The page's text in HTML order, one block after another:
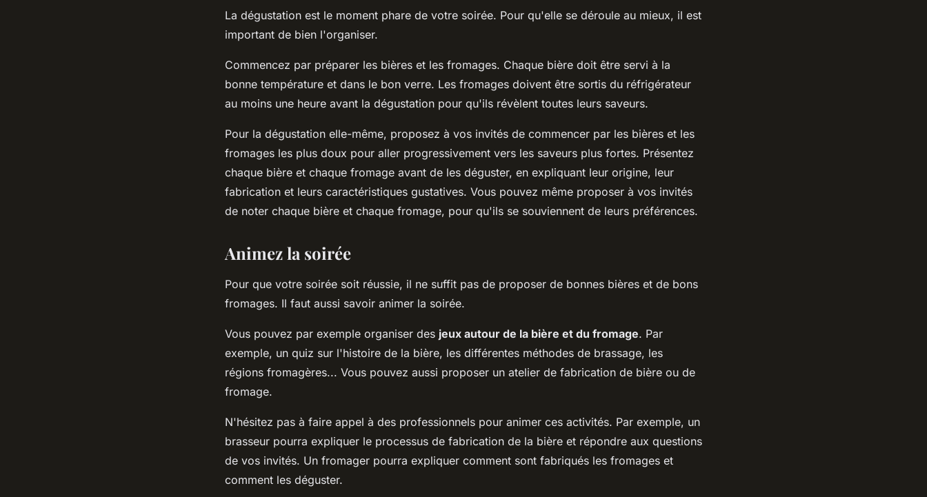
La dégustation est le moment phare de votre soirée. Pour qu'elle se déroule au mieux, il est
important de bien l'organiser.
Commencez par préparer les bières et les fromages. Chaque bière doit être servi à la
bonne température et dans le bon verre. Les fromages doivent être sortis du réfrigérateur
au moins une heure avant la dégustation pour qu'ils révèlent toutes leurs saveurs.
Pour la dégustation elle-même, proposez à vos invités de commencer par les bières et les
fromages les plus doux pour aller progressivement vers les saveurs plus fortes. Présentez
chaque bière et chaque fromage avant de les déguster, en expliquant leur origine, leur
fabrication et leurs caractéristiques gustatives. Vous pouvez même proposer à vos invités
de noter chaque bière et chaque fromage, pour qu'ils se souviennent de leurs préférences.
Animez la soirée
Pour que votre soirée soit réussie, il ne suffit pas de proposer de bonnes bières et de bons
fromages. Il faut aussi savoir animer la soirée.
Vous pouvez par exemple organiser des jeux autour de la bière et du fromage. Par
exemple, un quiz sur l'histoire de la bière, les différentes méthodes de brassage, les
régions fromagères... Vous pouvez aussi proposer un atelier de fabrication de bière ou de
fromage.
N'hésitez pas à faire appel à des professionnels pour animer ces activités. Par exemple, un
brasseur pourra expliquer le processus de fabrication de la bière et répondre aux questions
de vos invités. Un fromager pourra expliquer comment sont fabriqués les fromages et
comment les déguster.